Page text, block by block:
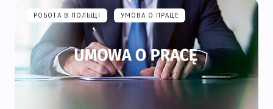
РОБОТА В ПОЛЬЩІ УМОВА О ПРАЦЕ